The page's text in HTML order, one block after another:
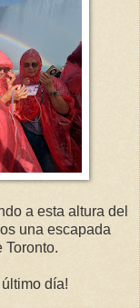
a esta altura del
una escapada
Toronto.
día!